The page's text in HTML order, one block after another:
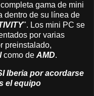
gama de mini
dentro de su línea de
". Los mini PC se
por varias
preinstalado,
como de AMD.
Iberia por acordarse
el equipo